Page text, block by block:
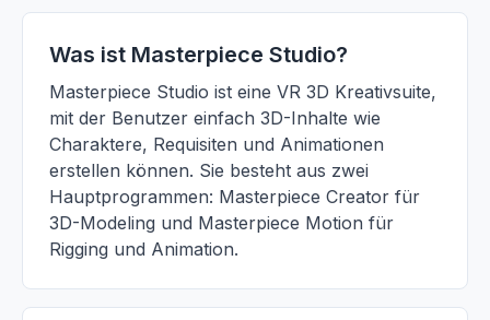
Was ist Masterpiece Studio?
Masterpiece Studio ist eine VR 3D Kreativsuite,
mit der Benutzer einfach 3D-Inhalte wie
Charaktere, Requisiten und Animationen
erstellen können. Sie besteht aus zwei
Hauptprogrammen: Masterpiece Creator für
3D-Modeling und Masterpiece Motion für
Rigging und Animation.